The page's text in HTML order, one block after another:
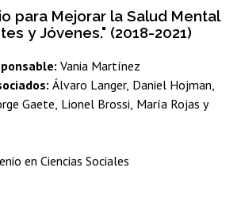
para Mejorar la Salud Mental
y Jóvenes." (2018-2021)
Vania Martínez
Álvaro Langer, Daniel Hojman,
Gaete, Lionel Brossi, María Rojas y
en Ciencias Sociales